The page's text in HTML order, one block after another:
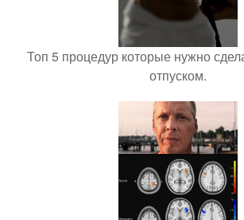
Топ 5 процедур которые нужно
отпуском.